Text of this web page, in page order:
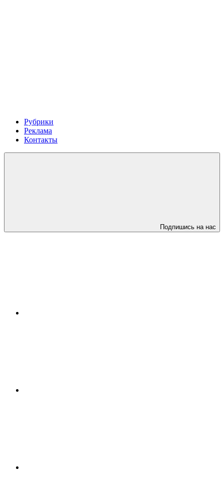
Рубрики
Реклама
Контакты
Подпишись на нас